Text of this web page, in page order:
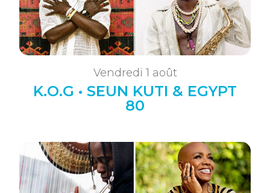
Vendredi 1 août
K.O.G • SEUN KUTI & EGYPT
80